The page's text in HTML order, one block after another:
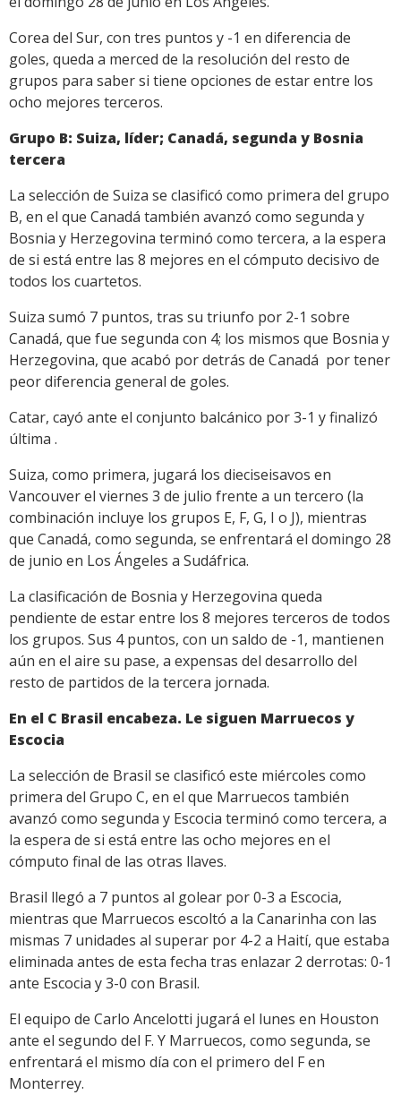
Corea del Sur, con tres puntos y -1 en diferencia de
goles, queda a merced de la resolución del resto de
grupos para saber si tiene opciones de estar entre los
ocho mejores terceros.
Grupo B: Suiza, líder; Canadá, segunda y Bosnia
tercera
La selección de Suiza se clasificó como primera del grupo
B, en el que Canadá también avanzó como segunda y
Bosnia y Herzegovina terminó como tercera, a la espera
de si está entre las 8 mejores en el cómputo decisivo de
todos los cuartetos.
Suiza sumó 7 puntos, tras su triunfo por 2-1 sobre
Canadá, que fue segunda con 4; los mismos que Bosnia y
Herzegovina, que acabó por detrás de Canadá por tener
peor diferencia general de goles.
Catar, cayó ante el conjunto balcánico por 3-1 y finalizó
última .
Suiza, como primera, jugará los dieciseisavos en
Vancouver el viernes 3 de julio frente a un tercero (la
combinación incluye los grupos E, F, G, I o J), mientras
que Canadá, como segunda, se enfrentará el domingo 28
de junio en Los Ángeles a Sudáfrica.
La clasificación de Bosnia y Herzegovina queda
pendiente de estar entre los 8 mejores terceros de todos
los grupos. Sus 4 puntos, con un saldo de -1, mantienen
aún en el aire su pase, a expensas del desarrollo del
resto de partidos de la tercera jornada.
En el C Brasil encabeza. Le siguen Marruecos y
Escocia
La selección de Brasil se clasificó este miércoles como
primera del Grupo C, en el que Marruecos también
avanzó como segunda y Escocia terminó como tercera, a
la espera de si está entre las ocho mejores en el
cómputo final de las otras llaves.
Brasil llegó a 7 puntos al golear por 0-3 a Escocia,
mientras que Marruecos escoltó a la Canarinha con las
mismas 7 unidades al superar por 4-2 a Haití, que estaba
eliminada antes de esta fecha tras enlazar 2 derrotas: 0-1
ante Escocia y 3-0 con Brasil.
El equipo de Carlo Ancelotti jugará el lunes en Houston
ante el segundo del F. Y Marruecos, como segunda, se
enfrentará el mismo día con el primero del F en
Monterrey.